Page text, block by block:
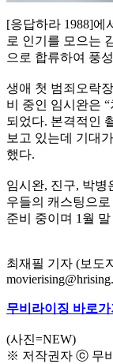
[응답하라 1988]에
로 인기를 모으는
으로 합류하여 풍
생애 첫 범죄오락
비 중인 임시완은
되었다. 본격적인
보고 있는데 기대
했다.
임시완, 진구, 박병
우들의 캐스팅으
준비 중이며 1월
최재필 기자 (보도
무비라이징 바로
(사진=NEW)
※ 저작권자 ⓒ 무